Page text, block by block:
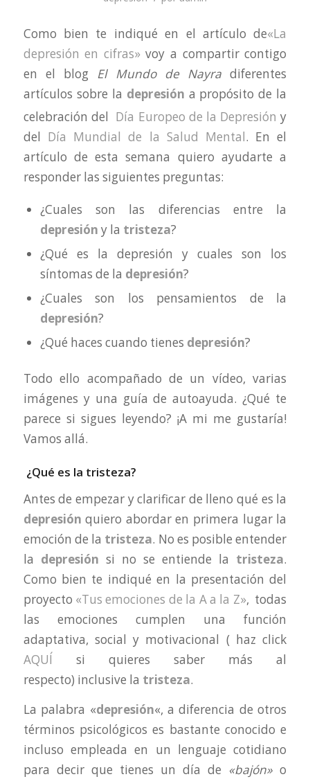
Como bien te indiqué en el artículo de«La
depresión en cifras»voy a compartir contigo
en el blog El Mundo de Nayra diferentes
artículos sobre la depresión a propósito de la
celebración del Día Europeo de la Depresióny
del Día Mundial de la Salud Mental. En el
artículo de esta semana quiero ayudarte a
responder las siguientes preguntas:
¿Cuales son las diferencias entre la
depresión y la tristeza?
¿Qué es la depresión y cuales son los
síntomas de la depresión?
¿Cuales son los pensamientos de la
depresión?
¿Qué haces cuando tienes depresión?
Todo ello acompañado de un vídeo, varias
imágenes y una guía de autoayuda. ¿Qué te
parece si sigues leyendo? ¡A mi me gustaría!
Vamos allá.
¿Qué es la tristeza?
Antes de empezar y clarificar de lleno qué es la
depresión quiero abordar en primera lugar la
emoción de la tristeza. No es posible entender
la depresión si no se entiende la tristeza.
Como bien te indiqué en la presentación del
proyecto «Tus emociones de la A a la Z», todas
las emociones cumplen una función
adaptativa, social y motivacional ( haz click
AQUÍ si quieres saber más al
respecto) inclusive la tristeza.
La palabra «depresión«, a diferencia de otros
términos psicológicos es bastante conocido e
incluso empleada en un lenguaje cotidiano
para decir que tienes un día de «bajón» o